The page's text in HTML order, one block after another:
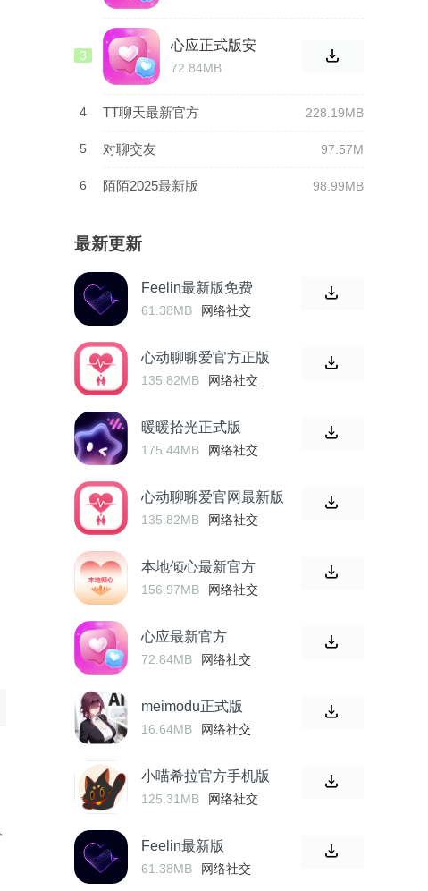
3
心应正式版安
卓
72.84MB
4 TT聊天最新官方 228.19MB
5 对聊交友 97.57M
6 陌陌2025最新版 98.99MB
最新更新
Feelin最新版免费
61.38MB 网络社交
心动聊聊爱官方正版
135.82MB 网络社交
暖暖拾光正式版
175.44MB 网络社交
心动聊聊爱官网最新版
135.82MB 网络社交
本地倾心最新官方
156.97MB 网络社交
心应最新官方
72.84MB 网络社交
meimodu正式版
16.64MB 网络社交
小喵希拉官方手机版
125.31MB 网络社交
Feelin最新版
61.38MB 网络社交